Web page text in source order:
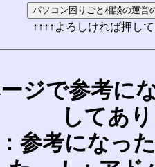
↑↑↑↑よろしければ押し
ジで参考に
してあ
考になっ